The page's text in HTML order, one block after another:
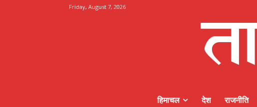
Friday, August 7, 2026
हिमाचल देश राजनीति